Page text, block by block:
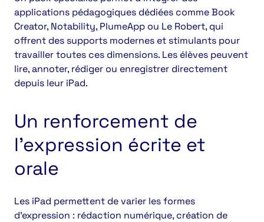
applications pédagogiques dédiées comme Book
Creator, Notability, PlumeApp ou Le Robert, qui
offrent des supports modernes et stimulants pour
travailler toutes ces dimensions. Les élèves peuvent
lire, annoter, rédiger ou enregistrer directement
depuis leur iPad.
Un renforcement de
l’expression écrite et
orale
Les iPad permettent de varier les formes
d’expression : rédaction numérique, création de